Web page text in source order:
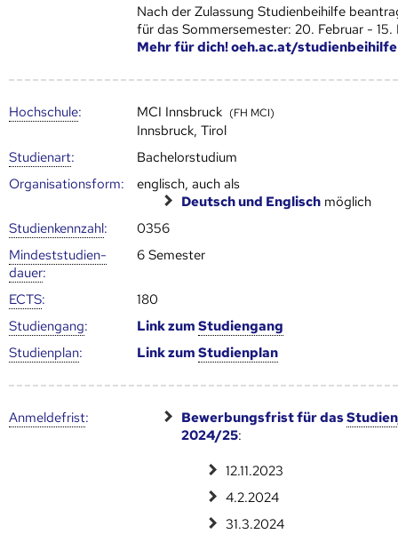
Nach der Zulassung Studienbeihilfe
für das Sommersemester: 20. Februar - 15.
Mehr für dich! oeh.ac.at/studienbeihilfe
Hoch­schule: MCI Innsbruck (FH MCI)
Innsbruck, Tirol
Studienart:
Bachelorstudium
Organisationsform:
englisch, auch als
Deutsch und Englisch möglich
Studien­kenn­zahl:
0356
Mindest­studien­
dauer:
6 Semester
ECTS:
180
Studien­gang: Link zumStudien­gang
Studien­plan: Link zumStudien­plan
Anmelde­frist: Bewerbungsfrist für das
2024/25:
12.11.2023
4.2.2024
31.3.2024